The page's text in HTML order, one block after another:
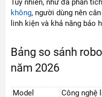
Tuy nhiên, như đã phân
không, người dùng nên
linh kiện và khả năng bảo
Bảng so sánh
năm 2026
Model Công nghệ